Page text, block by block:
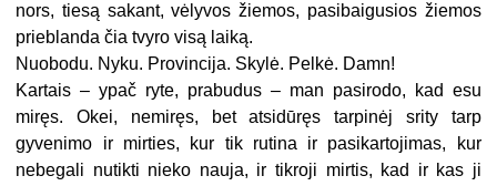
nors, tiesą sakant, vėlyvos žiemos, pasibaigusios žiemos
prieblanda čia tvyro visą laiką.
Nuobodu. Nyku. Provincija. Skylė. Pelkė. Damn!
Kartais – ypač ryte, prabudus – man pasirodo, kad esu
miręs. Okei, nemiręs, bet atsidūręs tarpinėj srity tarp
gyvenimo ir mirties, kur tik rutina ir pasikartojimas, kur
nebegali nutikti nieko nauja, ir tikroji mirtis, kad ir kas ji